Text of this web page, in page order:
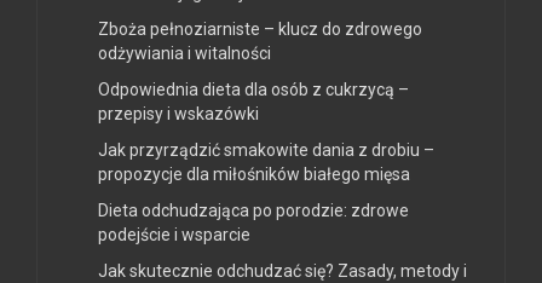
Zboża pełnoziarniste – klucz do zdrowego
odżywiania i witalności
Odpowiednia dieta dla osób z cukrzycą –
przepisy i wskazówki
Jak przyrządzić smakowite dania z drobiu –
propozycje dla miłośników białego mięsa
Dieta odchudzająca po porodzie: zdrowe
podejście i wsparcie
Jak skutecznie odchudzać się? Zasady, metody i